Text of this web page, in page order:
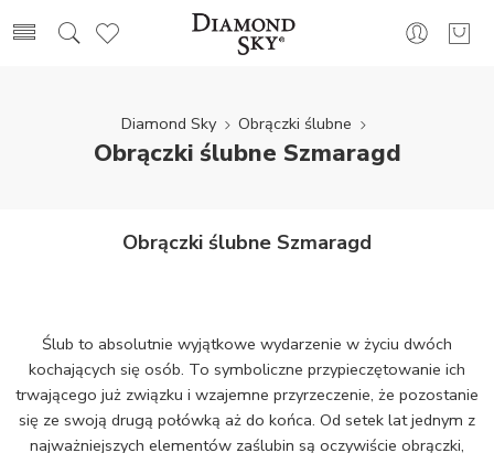
Diamond Sky Obrączki ślubne
Obrączki ślubne Szmaragd
Obrączki ślubne Szmaragd
Ślub to absolutnie wyjątkowe wydarzenie w życiu dwóch
kochających się osób. To symboliczne przypieczętowanie ich
trwającego już związku i wzajemne przyrzeczenie, że pozostanie
się ze swoją drugą połówką aż do końca. Od setek lat jednym z
najważniejszych elementów zaślubin są oczywiście obrączki,